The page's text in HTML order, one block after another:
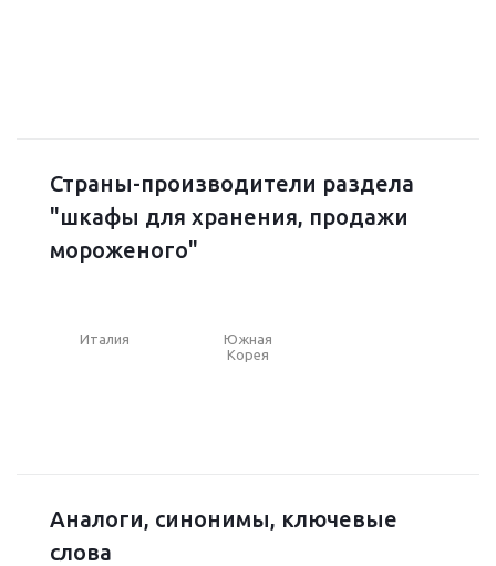
Страны-производители раздела
"шкафы для хранения, продажи
мороженого"
Италия
Южная
Корея
Аналоги, синонимы, ключевые
слова